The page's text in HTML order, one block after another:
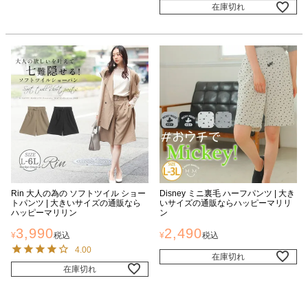
在庫切れ
Rin 大人の為の ソフトツイル ショー
トパンツ | 大きいサイズの通販なら
ハッピーマリリン
¥3,990税込
4.00
在庫切れ
Disney ミニ裏毛 ハーフパンツ | 大き
いサイズの通販ならハッピーマリリ
ン
¥2,490税込
在庫切れ